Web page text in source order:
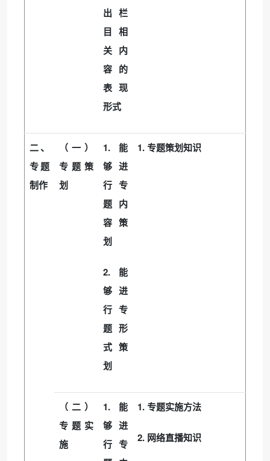
出栏
目相
关内
容的
表现
形式
二、
专题
制作
（一）
专题策
划
1.
能
够进
行专
题内
容策
划
2.
能
够进
行专
题形
式策
划
1. 专题策划知识
（二）
专题实
施
1.
能
够进
行专
1. 专题实施方法
2. 网络直播知识